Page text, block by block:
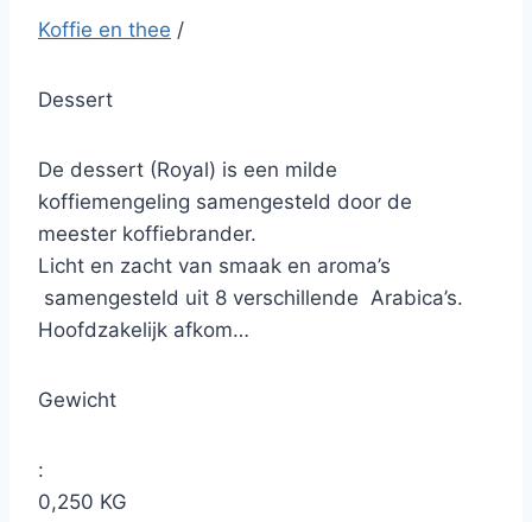
Koffie en thee /
Dessert
De dessert (Royal) is een milde
koffiemengeling samengesteld door de
meester koffiebrander.
Licht en zacht van smaak en aroma’s
samengesteld uit 8 verschillende Arabica’s.
Hoofdzakelijk afkom…
Gewicht
:
0,250 KG